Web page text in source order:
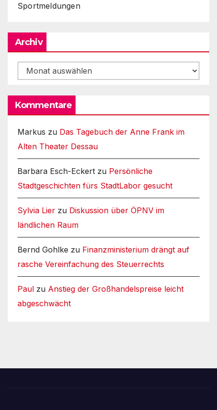
Sportmeldungen
Archiv
Archiv
Kommentare
Markus zu Das Tagebuch der Anne Frank im
Alten Theater Dessau
Barbara Esch-Eckert zu Persönliche
Stadtgeschichten fürs StadtLabor gesucht
Sylvia Lier zu Diskussion über ÖPNV im
ländlichen Raum
Bernd Gohlke zu Finanzministerium drängt auf
rasche Vereinfachung des Steuerrechts
Paul zu Anstieg der Großhandelspreise leicht
abgeschwächt